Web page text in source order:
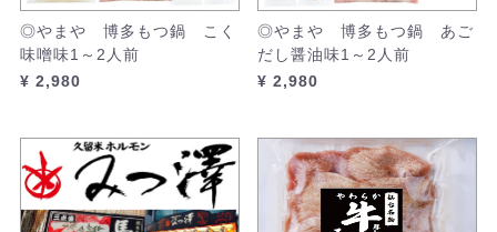
◎やまや 博多もつ鍋 こく
味噌味1～2人前
¥ 2,980
◎やまや 博多もつ鍋 あご
だし醤油味1～2人前
¥ 2,980